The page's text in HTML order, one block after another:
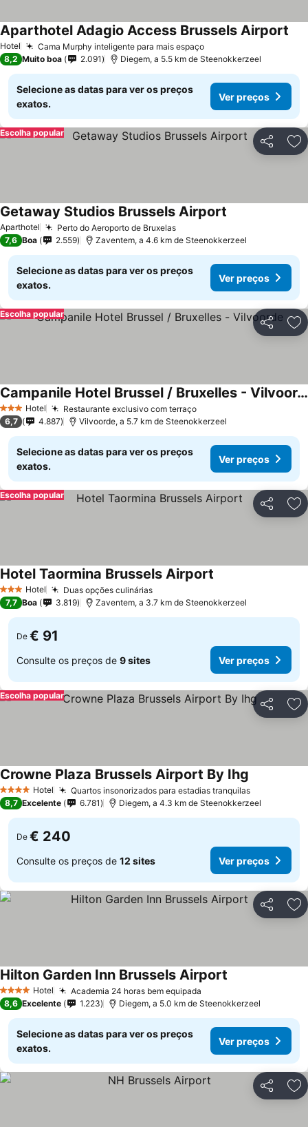
Hotel Cama Murphy inteligente para mais espaço
Aparthotel Adagio Access Brussels Airport
8,2 Muito boa 2.091 Diegem, a 5.5 km de Steenokkerzeel
Selecione as datas para ver os preços
exatos.
Ver preços
Partilhar
Escolha popular
Aparthotel Perto do Aeroporto de Bruxelas
Getaway Studios Brussels Airport
7,6 Boa 2.559 Zaventem, a 4.6 km de Steenokkerzeel
Selecione as datas para ver os preços
exatos.
Ver preços
Partilhar
Escolha popular
3 EstrelasHotel Restaurante exclusivo com terraço
Campanile Hotel Brussel / Bruxelles - Vilvoorde
6,7 4.887 Vilvoorde, a 5.7 km de Steenokkerzeel
Selecione as datas para ver os preços
exatos.
Ver preços
Partilhar
Escolha popular
3 EstrelasHotel Duas opções culinárias
Hotel Taormina Brussels Airport
7,7 Boa 3.819 Zaventem, a 3.7 km de Steenokkerzeel
De € 91
Consulte os preços de 9 sites Ver preços
Partilhar
Escolha popular
4 EstrelasHotel Quartos insonorizados para estadias tranquilas
Crowne Plaza Brussels Airport By Ihg
8,7 Excelente 6.781 Diegem, a 4.3 km de Steenokkerzeel
De € 240
Consulte os preços de 12 sites Ver preços
Partilhar
4 EstrelasHotel Academia 24 horas bem equipada
Hilton Garden Inn Brussels Airport
8,6 Excelente 1.223 Diegem, a 5.0 km de Steenokkerzeel
Selecione as datas para ver os preços
exatos.
Ver preços
Partilhar